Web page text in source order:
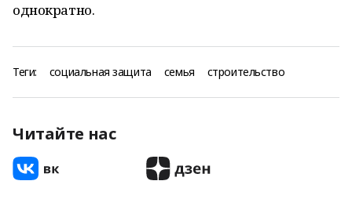
однократно.
Теги: социальная защита семья строительство
Читайте нас